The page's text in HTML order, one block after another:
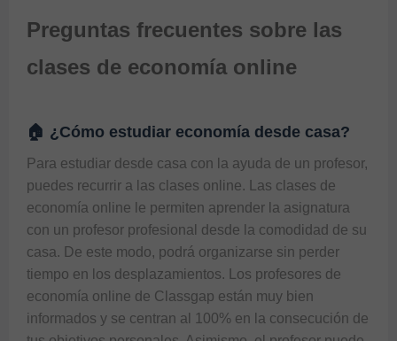
Preguntas frecuentes sobre las
clases de economía online
🏠 ¿Cómo estudiar economía desde casa?
Para estudiar desde casa con la ayuda de un profesor,
puedes recurrir a las clases online. Las clases de
economía online le permiten aprender la asignatura
con un profesor profesional desde la comodidad de su
casa. De este modo, podrá organizarse sin perder
tiempo en los desplazamientos. Los profesores de
economía online de Classgap están muy bien
informados y se centran al 100% en la consecución de